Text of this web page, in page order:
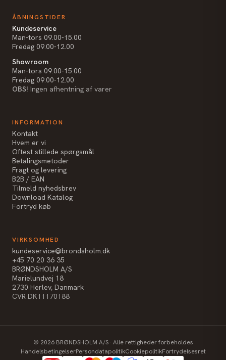
ÅBNINGSTIDER
Kundeservice
Man-tors 09.00-15.00
Fredag 09.00-12.00
Showroom
Man-tors 09.00-15.00
Fredag 09.00-12.00
OBS! Ingen afhentning af varer
INFORMATION
Kontakt
Hvem er vi
Oftest stillede spørgsmål
Betalingsmetoder
Fragt og levering
B2B / EAN
Tilmeld nyhedsbrev
Download Katalog
Fortryd køb
VIRKSOMHED
kundeservice@brondsholm.dk
+45 70 20 36 35
BRØNDSHOLM A/S
Marielundvej 18
2730 Herlev, Danmark
CVR DK11170188
© 2026BRØNDSHOLM A/S · Alle rettigheder forbeholdes
HandelsbetingelserPersondatapolitikCookiepolitikFortrydelsesret